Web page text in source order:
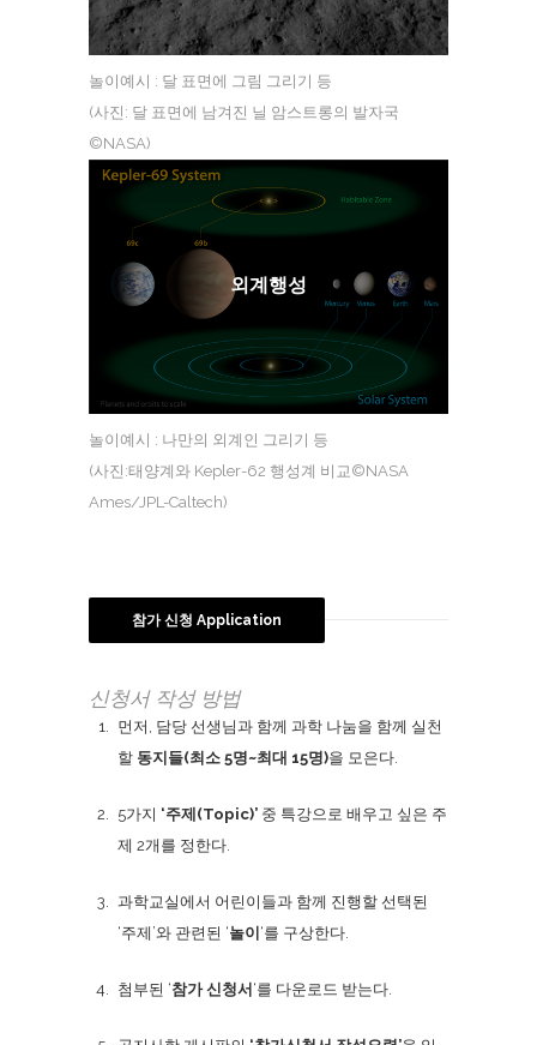
놀이예시 : 달 표면에 그림 그리기 등
(사진: 달 표면에 남겨진 닐 암스트롱의 발자국
©NASA)
외계행성
놀이예시 : 나만의 외계인 그리기 등
(사진:태양계와 Kepler-62 행성계 비교©NASA
Ames/JPL-Caltech)
참가 신청 Application
신청서 작성 방법
먼저, 담당 선생님과 함께 과학 나눔을 함께 실천
할 동지들(최소 5명~최대 15명)을 모은다.
5가지 ‘주제(Topic)’ 중 특강으로 배우고 싶은 주
제 2개를 정한다.
과학교실에서 어린이들과 함께 진행할 선택된
‘주제’와 관련된 ‘놀이‘를 구상한다.
첨부된 ‘참가 신청서‘를 다운로드 받는다.